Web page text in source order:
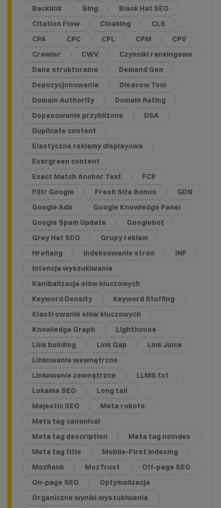
Backlink
Bing
Black Hat SEO
Citation Flow
Cloaking
CLS
CPA
CPC CPL CPM
CPV
Crawler
CWV
Czynniki rankingowe
Dane strukturalne
Demand Gen
Depozycjonowanie
Disavow Tool
Domain Authority
Domain Rating
Dopasowanie przybliżone
DSA
Duplicate content
Elastyczne reklamy displayowe
Evergreen content
Exact Match Anchor Text
FCP
Filtr Google
Fresh Site Bonus
GDN
Google Ads
Google Knowledge Panel
Google Spam Update
Googlebot
Grey Hat SEO
Grupy reklam
Hreflang
Indeksowanie stron
INP
Intencja wyszukiwania
Kanibalizacja słów kluczowych
Keyword Density
Keyword Stuffing
Klastrowanie słów kluczowych
Knowledge Graph
Lighthouse
Link building
Link Gap
Link Juice
Linkowanie wewnętrzne
Linkowanie zewnętrzne
LLMS.txt
Lokalne SEO
Long tail
Majestic SEO
Meta robots
Meta tag canonical
Meta tag description
Meta tag noindex
Meta tag title
Mobile-First Indexing
MozRank
MozTrust
Off-page SEO
On-page SEO
Optymalizacja
Organiczne wyniki wyszukiwania